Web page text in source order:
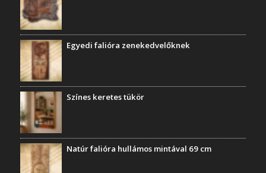
Egyedi falióra zenekedvelőknek
Színes keretes tükör
Natúr falióra hullámos mintával 69 cm